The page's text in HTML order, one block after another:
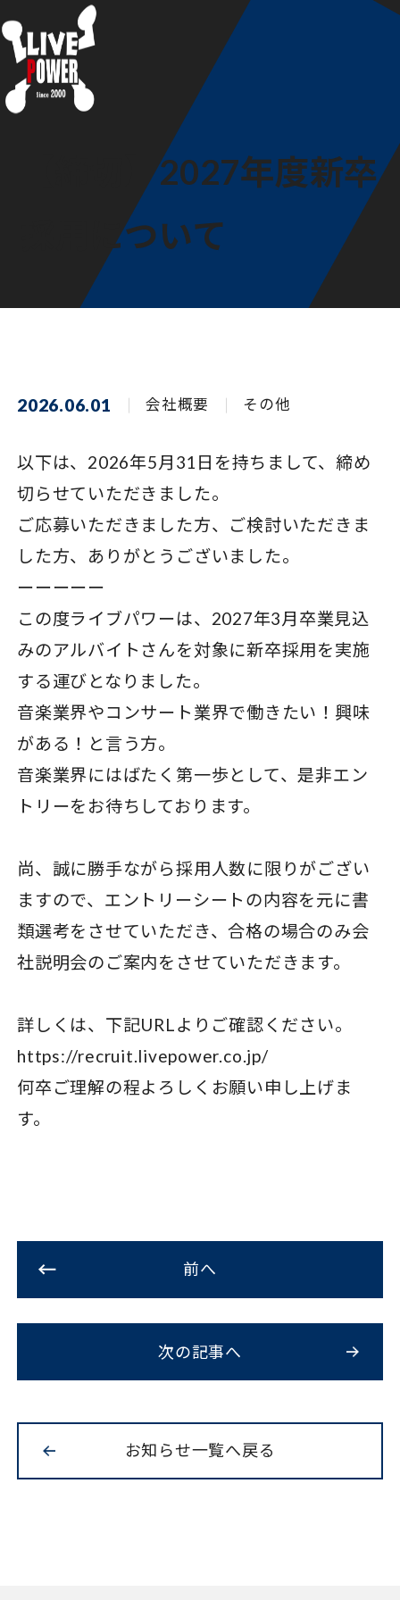
【締切】2027年度新卒
採用について
2026.06.01 会社概要 その他
以下は、2026年5月31日を持ちまして、締め
切らせていただきました。
ご応募いただきました方、ご検討いただきま
した方、ありがとうございました。
ーーーーー
この度ライブパワーは、2027年3月卒業見込
みのアルバイトさんを対象に新卒採用を実施
する運びとなりました。
音楽業界やコンサート業界で働きたい！興味
がある！と言う方。
音楽業界にはばたく第一歩として、是非エン
トリーをお待ちしております。
尚、誠に勝手ながら採用人数に限りがござい
ますので、エントリーシートの内容を元に書
類選考をさせていただき、合格の場合のみ会
社説明会のご案内をさせていただきます。
詳しくは、下記URLよりご確認ください。
https://recruit.livepower.co.jp/
何卒ご理解の程よろしくお願い申し上げま
す。
お知らせ一覧へ戻る
前へ
次の記事へ